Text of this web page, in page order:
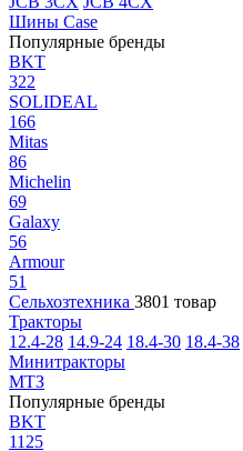
Шины Case
Популярные бренды
BKT
322
SOLIDEAL
166
Mitas
86
Michelin
69
Galaxy
56
Armour
51
Сельхозтехника 3801 товар
Тракторы
12.4-28 14.9-24 18.4-30 18.4-38
Минитракторы
МТЗ
Популярные бренды
BKT
1125